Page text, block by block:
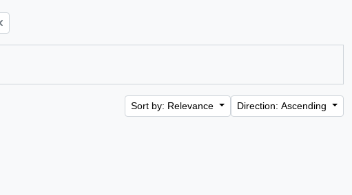
Sort by: Relevance Direction: Ascending